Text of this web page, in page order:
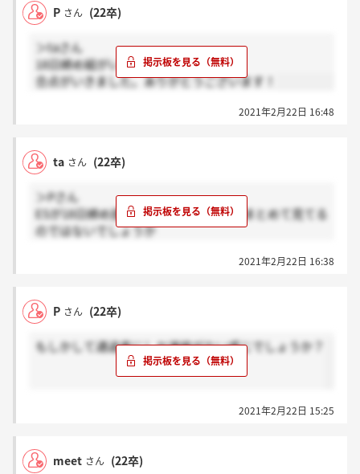
P さん (22卒)
＞taさん
18日締め組がいるのですね。
合点がいきました。ありがとうございます！
2021年2月22日 16:48
ta さん (22卒)
＞Pさん
ESが18日締め提出組もいるらしいのでまとめて見てる
のではないでしょうか
なかったら来月頭に連絡すればいいのでは？2021年2月22日 16:38
P さん (22卒)
もしかして通過者にしか連絡がない感じでしょうか？
2021年2月22日 15:25
meet さん (22卒)